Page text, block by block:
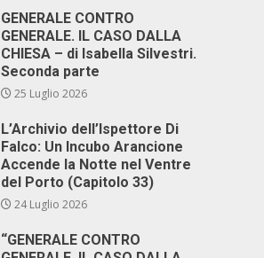
GENERALE CONTRO
GENERALE. IL CASO DALLA
CHIESA – di Isabella Silvestri.
Seconda parte
25 Luglio 2026
L’Archivio dell’Ispettore Di
Falco: Un Incubo Arancione
Accende la Notte nel Ventre
del Porto (Capitolo 33)
24 Luglio 2026
“GENERALE CONTRO